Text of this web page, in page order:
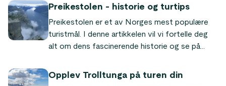
Preikestolen - historie og turtips
Preikestolen er et av Norges mest populære
turistmål. I denne artikkelen vil vi fortelle deg
alt om dens fascinerende historie og se på
fortsetter å tiltrekke seg besøkende fra nær
Opplev Trolltunga på turen din